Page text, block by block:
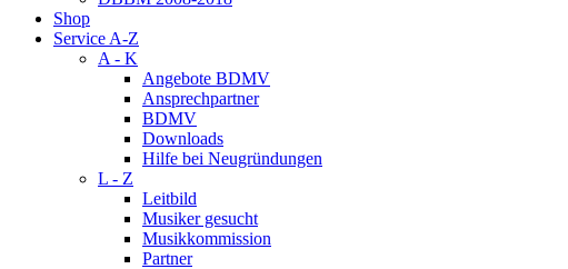
Shop
Service A-Z
A - K
Angebote BDMV
Ansprechpartner
BDMV
Downloads
Hilfe bei Neugründungen
L - Z
Leitbild
Musiker gesucht
Musikkommission
Partner